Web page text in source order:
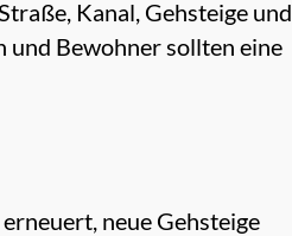
Kanal, Gehsteige und
und Bewohner sollten eine
neue Gehsteige